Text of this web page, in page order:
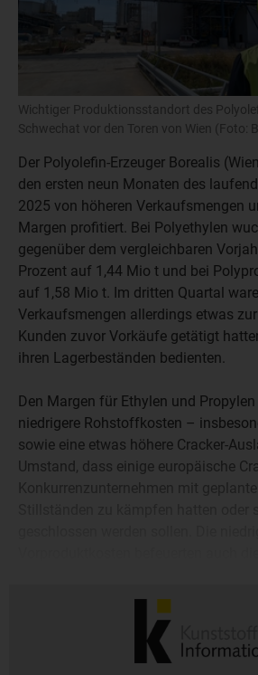
Wichtiger Produktionsstandort des
Schwechat vor den Toren von Wien (Foto:
Der Polyolefin-Erzeuger Borealis
den ersten neun Monaten des
2025 von höheren Verkaufsmengen
Margen profitiert. Bei Polyethylen
gegenüber dem vergleichbaren
Prozent auf 1,44 Mio t und bei
auf 1,58 Mio t. Im dritten Quartal
Verkaufsmengen allerdings etwas
Kunden zuvor Vorkäufe getätigt
ihren Lagerbeständen bedienten.
Den Margen für Ethylen und
niedrigere Rohstoffkosten –
sowie eine etwas höhere Cracker-
Umstand, dass einige europäische
Konkurrenzunternehmen mit
aufgrund der Konkurrenz von